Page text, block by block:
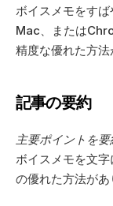
ボイスメモをすば
Mac、または
精度な優れた方法
記事の要約
主要ポイントを要
ボイスメモを文
の優れた方法があ